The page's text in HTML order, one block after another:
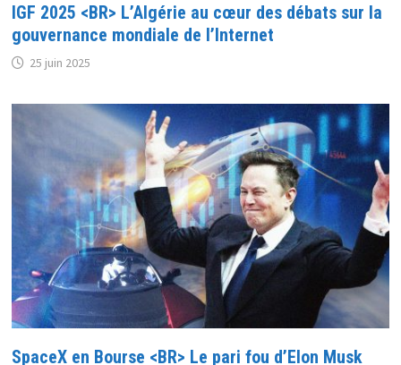
IGF 2025 <BR> L’Algérie au cœur des débats sur la
gouvernance mondiale de l’Internet
25 juin 2025
SpaceX en Bourse <BR> Le pari fou d’Elon Musk